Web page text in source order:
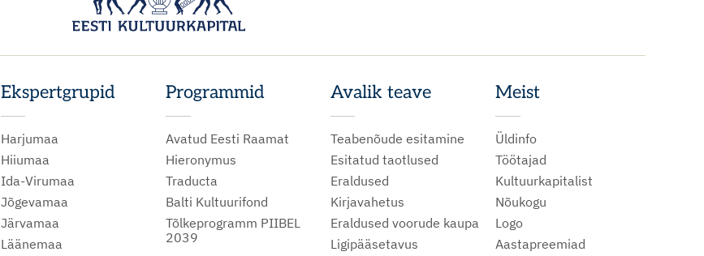
Ekspertgrupid
Harjumaa
Hiiumaa
Ida-Virumaa
Jõgevamaa
Järvamaa
Läänemaa
Programmid
Avatud Eesti Raamat
Hieronymus
Traducta
Balti Kultuurifond
Tõlkeprogramm PIIBEL
2039
Avalik teave
Teabenõude esitamine
Esitatud taotlused
Eraldused
Kirjavahetus
Eraldused voorude kaupa
Ligipääsetavus
Meist
Üldinfo
Töötajad
Kultuurkapitalist
Nõukogu
Logo
Aastapreemiad